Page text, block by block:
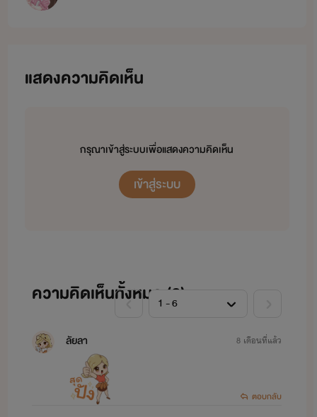
แสดงความคิดเห็น
กรุณาเข้าสู่ระบบเพื่อแสดงความคิดเห็น
เข้าสู่ระบบ
ความคิดเห็นทั้งหมด (6)
ลัยลา 8 เดือนที่แล้ว
ตอบกลับ